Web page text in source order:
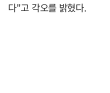
다"고 각오를 밝혔다.